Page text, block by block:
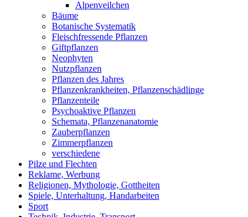
Alpenveilchen
Bäume
Botanische Systematik
Fleischfressende Pflanzen
Giftpflanzen
Neophyten
Nutzpflanzen
Pflanzen des Jahres
Pflanzenkrankheiten, Pflanzenschädlinge
Pflanzenteile
Psychoaktive Pflanzen
Schemata, Pflanzenanatomie
Zauberpflanzen
Zimmerpflanzen
verschiedene
Pilze und Flechten
Reklame, Werbung
Religionen, Mythologie, Gottheiten
Spiele, Unterhaltung, Handarbeiten
Sport